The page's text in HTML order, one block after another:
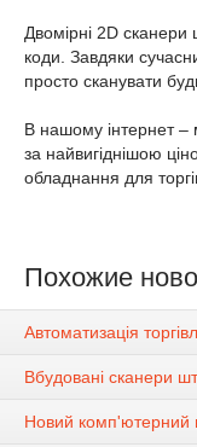
Двомірні 2D сканери
коди. Завдяки
просто сканувати
В нашому інтернет –
за найвигіднішою
обладнання для
Похожие
Автоматизація
Вбудовані сканери
Новий комп'ютерний